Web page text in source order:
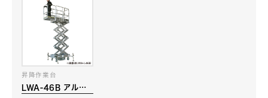
LWA-46B アルシ
昇降作業台